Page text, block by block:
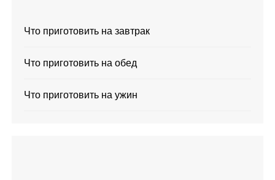
Что приготовить на завтрак
Что приготовить на обед
Что приготовить на ужин